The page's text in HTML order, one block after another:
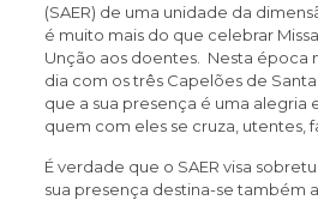
(SAER) de uma unidade da
é muito mais do que celebrar
Unção aos doentes. Nesta época
dia com os três Capelões de
que a sua presença é uma alegria
quem com eles se cruza, utentes,
É verdade que o SAER visa
sua presença destina-se também